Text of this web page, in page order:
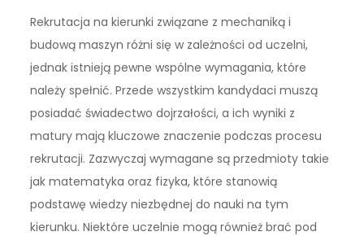
Rekrutacja na kierunki związane z mechaniką i
budową maszyn różni się w zależności od uczelni,
jednak istnieją pewne wspólne wymagania, które
należy spełnić. Przede wszystkim kandydaci muszą
posiadać świadectwo dojrzałości, a ich wyniki z
matury mają kluczowe znaczenie podczas procesu
rekrutacji. Zazwyczaj wymagane są przedmioty takie
jak matematyka oraz fizyka, które stanowią
podstawę wiedzy niezbędnej do nauki na tym
kierunku. Niektóre uczelnie mogą również brać pod